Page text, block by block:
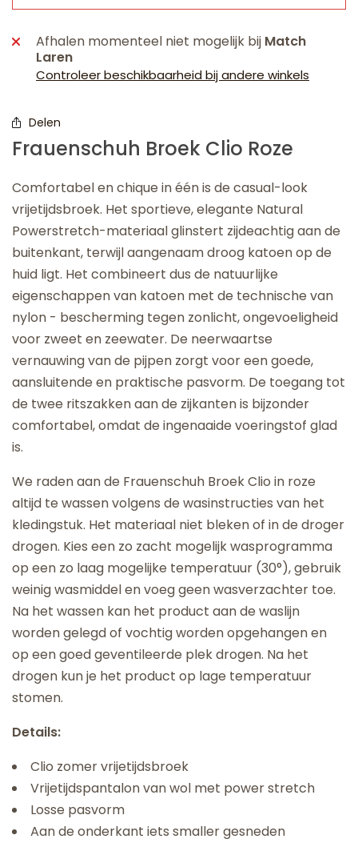
Afhalen momenteel niet mogelijk bij Match
Laren
Controleer beschikbaarheid bij andere winkels
Delen
Frauenschuh Broek Clio Roze
Comfortabel en chique in één is de casual-look
vrijetijdsbroek. Het sportieve, elegante Natural
Powerstretch-materiaal glinstert zijdeachtig aan de
buitenkant, terwijl aangenaam droog katoen op de
huid ligt. Het combineert dus de natuurlijke
eigenschappen van katoen met de technische van
nylon - bescherming tegen zonlicht, ongevoeligheid
voor zweet en zeewater. De neerwaartse
vernauwing van de pijpen zorgt voor een goede,
aansluitende en praktische pasvorm. De toegang tot
de twee ritszakken aan de zijkanten is bijzonder
comfortabel, omdat de ingenaaide voeringstof glad
is.
We raden aan de Frauenschuh Broek Clio in roze
altijd te wassen volgens de wasinstructies van het
kledingstuk. Het materiaal niet bleken of in de droger
drogen. Kies een zo zacht mogelijk wasprogramma
op een zo laag mogelijke temperatuur (30°), gebruik
weinig wasmiddel en voeg geen wasverzachter toe.
Na het wassen kan het product aan de waslijn
worden gelegd of vochtig worden opgehangen en
op een goed geventileerde plek drogen. Na het
drogen kun je het product op lage temperatuur
stomen.
Details:
Clio zomer vrijetijdsbroek
Vrijetijdspantalon van wol met power stretch
Losse pasvorm
Aan de onderkant iets smaller gesneden